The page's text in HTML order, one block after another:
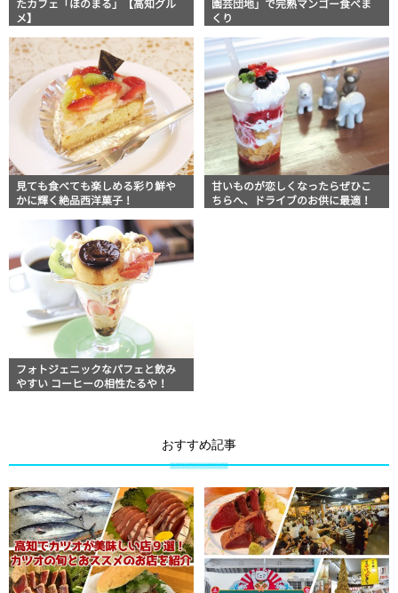
たカフェ「ほのまる」【高知グル
メ】
園芸団地」で完熟マンゴー食べま
くり
見ても食べても楽しめる彩り鮮や
かに輝く絶品西洋菓子！
甘いものが恋しくなったらぜひこ
ちらへ、ドライブのお供に最適！
フォトジェニックなパフェと飲み
やすい コーヒーの相性たるや！
おすすめ記事